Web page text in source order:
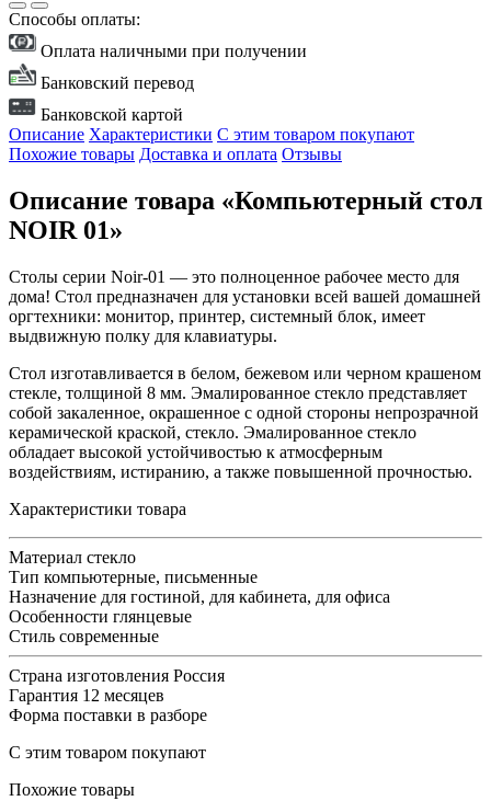
Способы оплаты:
Оплата наличными при получении
Банковский перевод
Банковской картой
Описание Характеристики С этим товаром покупают
Похожие товары Доставка и оплата Отзывы
Описание товара «Компьютерный стол
NOIR 01»
Столы серии Noir-01 — это полноценное рабочее место для
дома! Стол предназначен для установки всей вашей домашней
оргтехники: монитор, принтер, системный блок, имеет
выдвижную полку для клавиатуры.
Стол изготавливается в белом, бежевом или черном крашеном
стекле, толщиной 8 мм. Эмалированное стекло представляет
собой закаленное, окрашенное с одной стороны непрозрачной
керамической краской, стекло. Эмалированное стекло
обладает высокой устойчивостью к атмосферным
воздействиям, истиранию, а также повышенной прочностью.
Характеристики товара
Материал стекло
Тип компьютерные, письменные
Назначение для гостиной, для кабинета, для офиса
Особенности глянцевые
Стиль современные
Страна изготовления Россия
Гарантия 12 месяцев
Форма поставки в разборе
С этим товаром покупают
Похожие товары